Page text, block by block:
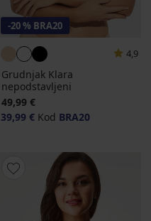
-20 % BRA20
4,9
Grudnjak Klara
nepodstavljeni
49,99 €
39,99 € Kod BRA20